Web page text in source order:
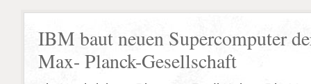
IBM baut neuen Supercomputer
Max- Planck-Gesellschaft